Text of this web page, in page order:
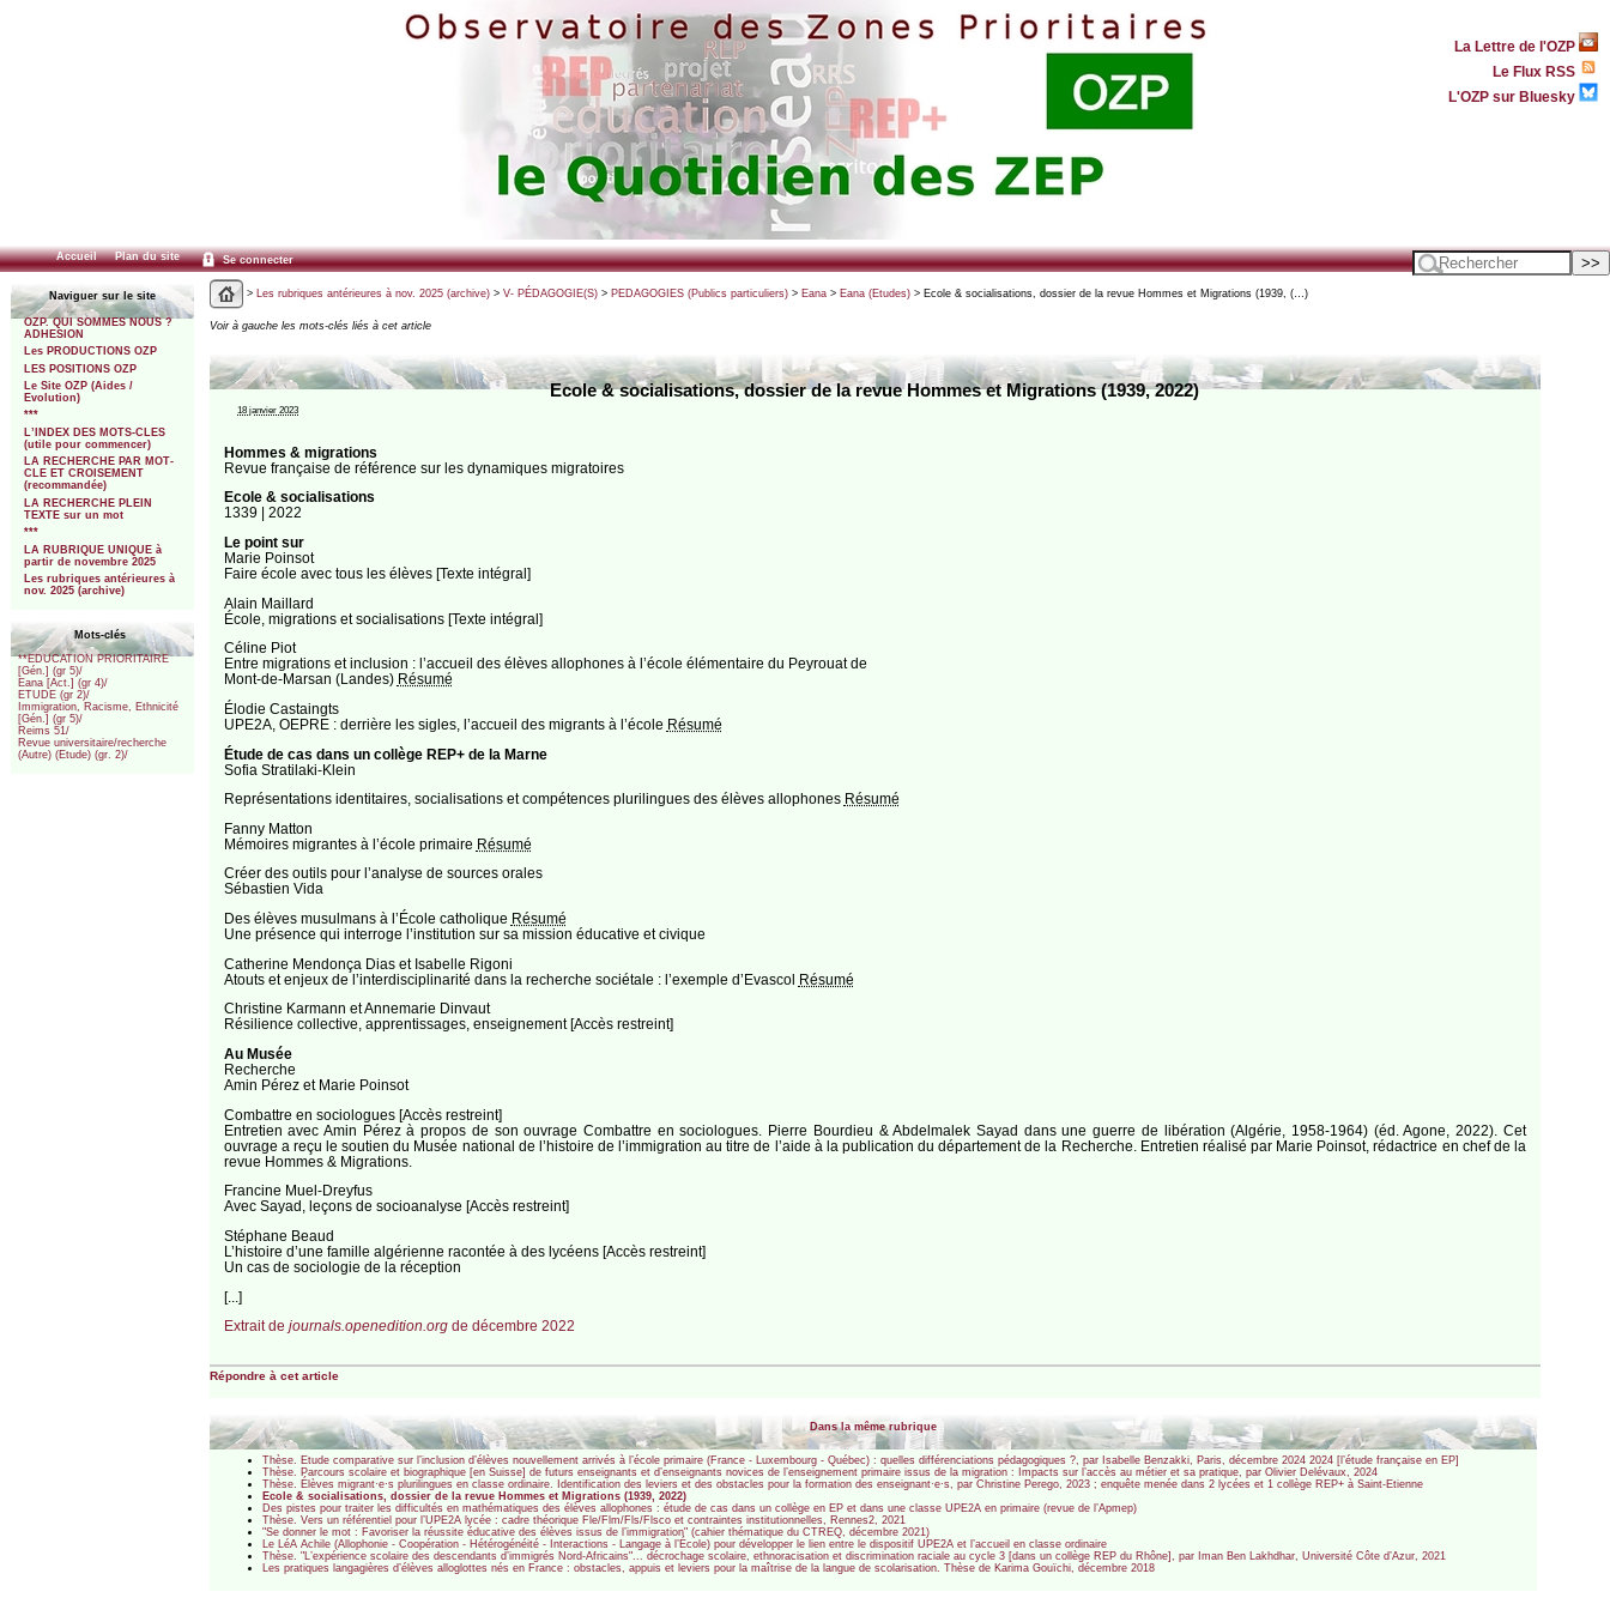
La Lettre de l'OZP
Le Flux RSS
L'OZP sur Bluesky
Accueil Plan du site Se connecter
Naviguer sur le site
OZP. QUI SOMMES NOUS ?
ADHESION
Les PRODUCTIONS OZP
LES POSITIONS OZP
Le Site OZP (Aides /
Evolution)
***
L’INDEX DES MOTS-CLES
(utile pour commencer)
LA RECHERCHE PAR MOT-
CLE ET CROISEMENT
(recommandée)
LA RECHERCHE PLEIN
TEXTE sur un mot
***
LA RUBRIQUE UNIQUE à
partir de novembre 2025
Les rubriques antérieures à
nov. 2025 (archive)
Mots-clés
**EDUCATION PRIORITAIRE
[Gén.] (gr 5)/
Eana [Act.] (gr 4)/
ETUDE (gr 2)/
Immigration, Racisme, Ethnicité
[Gén.] (gr 5)/
Reims 51/
Revue universitaire/recherche
(Autre) (Etude) (gr. 2)/
> Les rubriques antérieures à nov. 2025 (archive)> V- PÉDAGOGIE(S)> PEDAGOGIES (Publics particuliers)> Eana> Eana (Etudes)> Ecole & socialisations, dossier de la revue Hommes et Migrations (1939, (…)
Voir à gauche les mots-clés liés à cet article
Ecole & socialisations, dossier de la revue Hommes et Migrations (1939, 2022)
18 janvier 2023
Hommes & migrations
Revue française de référence sur les dynamiques migratoires
Ecole & socialisations
1339 | 2022
Le point sur
Marie Poinsot
Faire école avec tous les élèves [Texte intégral]
Alain Maillard
École, migrations et socialisations [Texte intégral]
Céline Piot
Entre migrations et inclusion : l’accueil des élèves allophones à l’école élémentaire du Peyrouat de
Mont-de-Marsan (Landes) Résumé
Élodie Castaingts
UPE2A, OEPRE : derrière les sigles, l’accueil des migrants à l’école Résumé
Étude de cas dans un collège REP+ de la Marne
Sofia Stratilaki-Klein
Représentations identitaires, socialisations et compétences plurilingues des élèves allophones Résumé
Fanny Matton
Mémoires migrantes à l’école primaire Résumé
Créer des outils pour l’analyse de sources orales
Sébastien Vida
Des élèves musulmans à l’École catholique Résumé
Une présence qui interroge l’institution sur sa mission éducative et civique
Catherine Mendonça Dias et Isabelle Rigoni
Atouts et enjeux de l’interdisciplinarité dans la recherche sociétale : l’exemple d’Evascol Résumé
Christine Karmann et Annemarie Dinvaut
Résilience collective, apprentissages, enseignement [Accès restreint]
Au Musée
Recherche
Amin Pérez et Marie Poinsot
Combattre en sociologues [Accès restreint]
Entretien avec Amin Pérez à propos de son ouvrage Combattre en sociologues. Pierre Bourdieu & Abdelmalek Sayad dans une guerre de libération (Algérie, 1958-1964) (éd. Agone, 2022). Cet
ouvrage a reçu le soutien du Musée national de l’histoire de l’immigration au titre de l’aide à la publication du département de la Recherche. Entretien réalisé par Marie Poinsot, rédactrice en chef de la
revue Hommes & Migrations.
Francine Muel-Dreyfus
Avec Sayad, leçons de socioanalyse [Accès restreint]
Stéphane Beaud
L’histoire d’une famille algérienne racontée à des lycéens [Accès restreint]
Un cas de sociologie de la réception
[...]
Extrait de journals.openedition.orgde décembre 2022
Répondre à cet article
Dans la même rubrique
Thèse. Etude comparative sur l’inclusion d’élèves nouvellement arrivés à l’école primaire (France - Luxembourg - Québec) : quelles différenciations pédagogiques ?, par Isabelle Benzakki, Paris, décembre 2024 2024 [l’étude française en EP]
Thèse. Parcours scolaire et biographique [en Suisse] de futurs enseignants et d’enseignants novices de l’enseignement primaire issus de la migration : Impacts sur l’accès au métier et sa pratique, par Olivier Delévaux, 2024
Thèse. Élèves migrant·e·s plurilingues en classe ordinaire. Identification des leviers et des obstacles pour la formation des enseignant·e·s, par Christine Perego, 2023 ; enquête menée dans 2 lycées et 1 collège REP+ à Saint-Etienne
Ecole & socialisations, dossier de la revue Hommes et Migrations (1939, 2022)
Des pistes pour traiter les difficultés en mathématiques des élèves allophones : étude de cas dans un collège en EP et dans une classe UPE2A en primaire (revue de l’Apmep)
Thèse. Vers un référentiel pour l’UPE2A lycée : cadre théorique Fle/Flm/Fls/Flsco et contraintes institutionnelles, Rennes2, 2021
"Se donner le mot : Favoriser la réussite éducative des élèves issus de l’immigration" (cahier thématique du CTREQ, décembre 2021)
Le LéA Achile (Allophonie - Coopération - Hétérogénéité - Interactions - Langage à l’École) pour développer le lien entre le dispositif UPE2A et l’accueil en classe ordinaire
Thèse. "L’expérience scolaire des descendants d’immigrés Nord-Africains"... décrochage scolaire, ethnoracisation et discrimination raciale au cycle 3 [dans un collège REP du Rhône], par Iman Ben Lakhdhar, Université Côte d’Azur, 2021
Les pratiques langagières d’élèves alloglottes nés en France : obstacles, appuis et leviers pour la maîtrise de la langue de scolarisation. Thèse de Karima Gouïchi, décembre 2018